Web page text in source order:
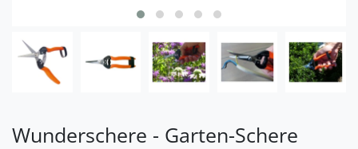
Wunderschere - Garten-Schere